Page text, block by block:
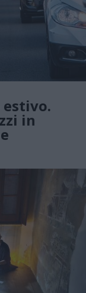
estivo.
in